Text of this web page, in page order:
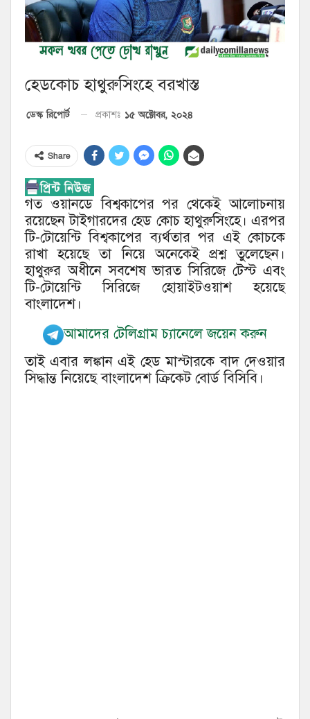
হেডকোচ হাথুরুসিংহে বরখাস্ত
ডেস্ক রিপোর্ট প্রকাশঃ ১৫ অক্টোবর, ২০২৪
Share
গত ওয়ানডে বিশ্বকাপের পর থেকেই আলোচনায়
রয়েছেন টাইগারদের হেড কোচ হাথুরুসিংহে। এরপর
টি-টোয়েন্টি বিশ্বকাপের ব্যর্থতার পর এই কোচকে
রাখা হয়েছে তা নিয়ে অনেকেই প্রশ্ন তুলেছেন।
হাথুরুর অধীনে সবশেষ ভারত সিরিজে টেস্ট এবং
টি-টোয়েন্টি সিরিজে হোয়াইটওয়াশ হয়েছে
বাংলাদেশ।
আমাদের টেলিগ্রাম চ্যানেলে জয়েন করুন
তাই এবার লঙ্কান এই হেড মাস্টারকে বাদ দেওয়ার
সিদ্ধান্ত নিয়েছে বাংলাদেশ ক্রিকেট বোর্ড বিসিবি।